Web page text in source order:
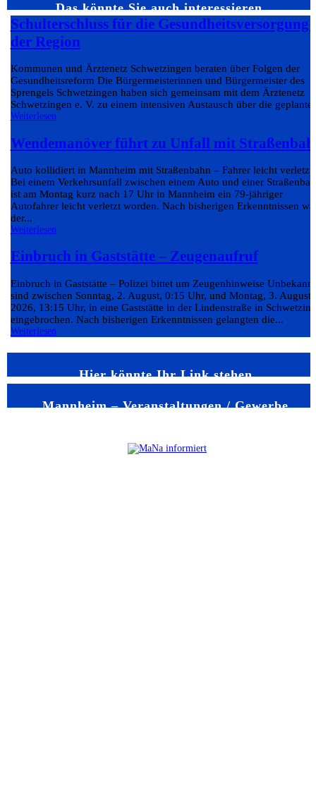
Das könnte Sie auch interessieren…
Schulterschluss für die Gesundheitsversorgung
der Region
Kommunen und Ärztenetz Schwetzingen beraten über Folgen der
Gesundheitsreform Die Bürgermeisterinnen und Bürgermeister des
Sprengels Schwetzingen haben sich gemeinsam mit dem Ärztenetz
Schwetzingen e. V. zu einem intensiven Austausch über die
Weiterlesen
Wendemanöver führt zu Unfall mit
Auto kollidiert in Mannheim mit Straßenbahn – Fahrer leicht verletzt
Bei einem Verkehrsunfall zwischen einem Auto und einer
ist am Montag kurz nach 17 Uhr in Mannheim ein 79-jähriger
Autofahrer leicht verletzt worden. Nach bisherigen Erkenntnissen
der...
Weiterlesen
Einbruch in Gaststätte – Zeugenaufruf
Einbruch in Gaststätte – Polizei bittet um Zeugenhinweise
sind zwischen Sonntag, 2. August, 0:15 Uhr, und Montag, 3. August
2026, 13:15 Uhr, in eine Gaststätte in der Lindenstraße in
eingebrochen. Nach bisherigen Erkenntnissen gelangten die...
Weiterlesen
Hier könnte Ihr Link stehen
Mannheim – Veranstaltungen / Gewerbe